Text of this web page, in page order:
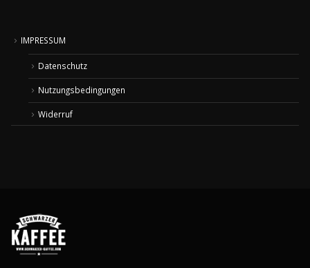
IMPRESSUM
Datenschutz
Nutzungsbedingungen
Widerruf